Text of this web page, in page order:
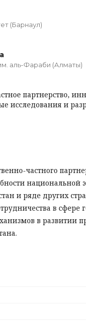
(Барнаул)
аль-Фараби (Алматы)
партнерство,
и
частного
национальной
и ряде других
в сфере
в развитии